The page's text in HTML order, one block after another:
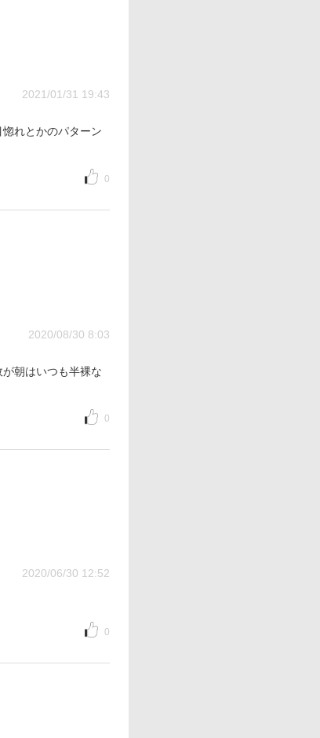
2021/01/31 19:43
れとかのパターン
0
2020/08/30 8:03
朝はいつも半裸な
0
2020/06/30 12:52
0